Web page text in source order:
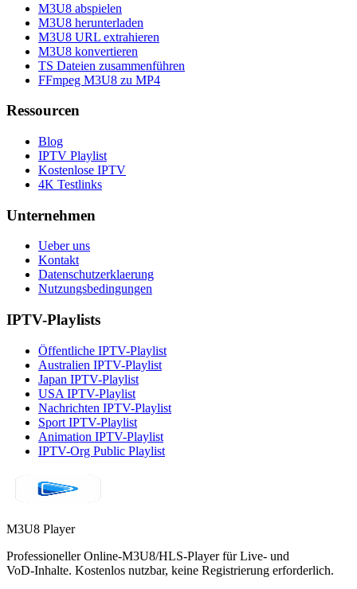
M3U8 abspielen
M3U8 herunterladen
M3U8 URL extrahieren
M3U8 konvertieren
TS Dateien zusammenführen
FFmpeg M3U8 zu MP4
Ressourcen
Blog
IPTV Playlist
Kostenlose IPTV
4K Testlinks
Unternehmen
Ueber uns
Kontakt
Datenschutzerklaerung
Nutzungsbedingungen
IPTV-Playlists
Öffentliche IPTV-Playlist
Australien IPTV-Playlist
Japan IPTV-Playlist
USA IPTV-Playlist
Nachrichten IPTV-Playlist
Sport IPTV-Playlist
Animation IPTV-Playlist
IPTV-Org Public Playlist
M3U8 Player
Professioneller Online‑M3U8/HLS‑Player für Live‑ und
VoD‑Inhalte. Kostenlos nutzbar, keine Registrierung erforderlich.